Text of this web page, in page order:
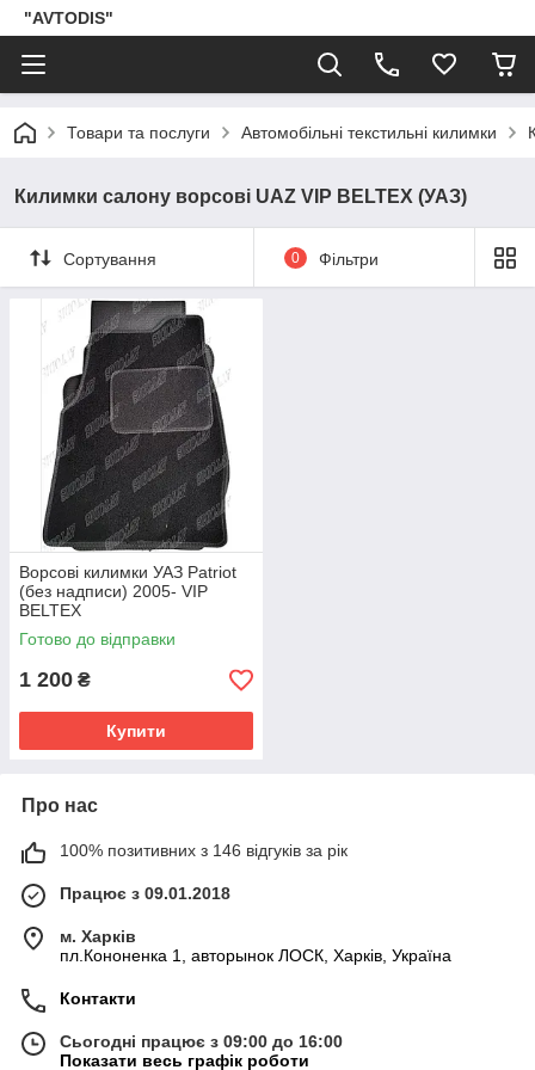
"AVTODIS"
Товари та послуги Автомобільні текстильні килимки
Килимки салону ворсові UAZ VIP BELTEX (УАЗ)
Сортування 0 Фільтри
Ворсові килимки УАЗ Patriot
(без надписи) 2005- VIP
BELTEX
Готово до відправки
1 200 ₴
Купити
Про нас
100% позитивних з 146 відгуків за рік
Працює з 09.01.2018
м. Харків
пл.Кононенка 1, авторынок ЛОСК, Харків, Україна
Контакти
Сьогодні працює з 09:00 до 16:00
Показати весь графік роботи